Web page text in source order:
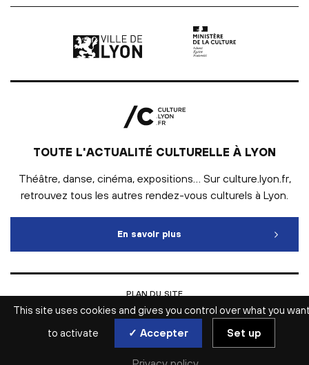
Ville de Lyon | lien externeMinistère de la culture
TOUTE L'ACTUALITÉ CULTURELLE À LYON
Théâtre, danse, cinéma, expositions… Sur culture.lyon.fr,
retrouvez tous les autres rendez-vous culturels à Lyon.
En savoir plus Toute l'actualité culturelle
PLAN DU SITE
INTRANET
MENTIONS LÉGALES
ACCESSIBILITÉ WEB : NON CONFORME
GESTION DES COOKIES
This site uses cookies and gives you control over what you
to activate
✓ Accepter Set up